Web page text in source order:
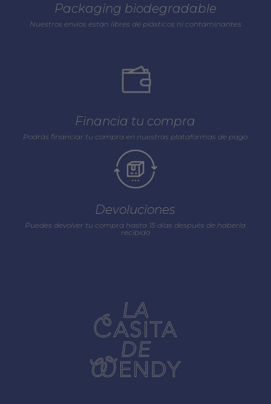
Packaging biodegradable
Nuestros envios están libres de plásticos ni contaminantes
Financia tu compra
Podrás financiar tu compra en nuestras plataformas de pago
Devoluciones
Puedes devolver tu compra hasta 15 días después de haberla
recibido